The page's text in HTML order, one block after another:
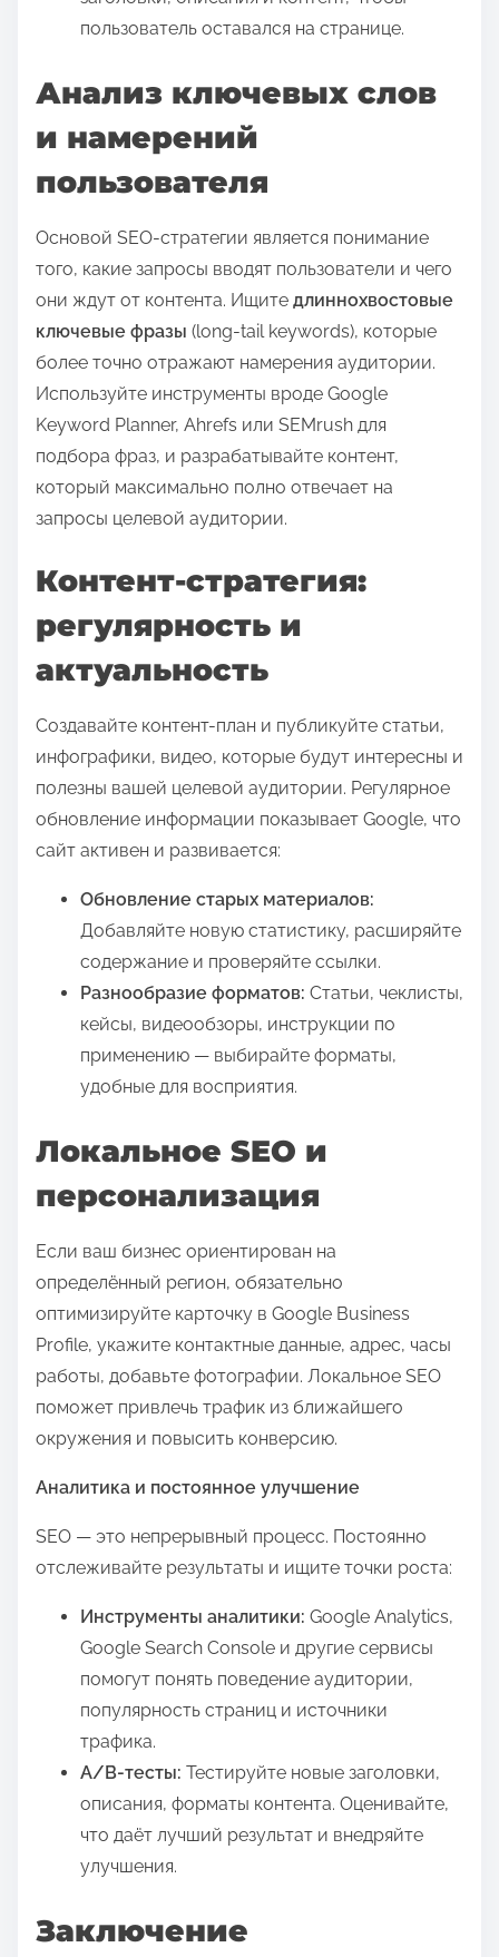
пользователь оставался на странице.
Анализ ключевых слов
и намерений
пользователя
Основой SEO-стратегии является понимание
того, какие запросы вводят пользователи и чего
они ждут от контента. Ищите длиннохвостовые
ключевые фразы (long-tail keywords), которые
более точно отражают намерения аудитории.
Используйте инструменты вроде Google
Keyword Planner, Ahrefs или SEMrush для
подбора фраз, и разрабатывайте контент,
который максимально полно отвечает на
запросы целевой аудитории.
Контент-стратегия:
регулярность и
актуальность
Создавайте контент-план и публикуйте статьи,
инфографики, видео, которые будут интересны и
полезны вашей целевой аудитории. Регулярное
обновление информации показывает Google, что
сайт активен и развивается:
Обновление старых материалов:
Добавляйте новую статистику, расширяйте
содержание и проверяйте ссылки.
Разнообразие форматов: Статьи, чеклисты,
кейсы, видеообзоры, инструкции по
применению — выбирайте форматы,
удобные для восприятия.
Локальное SEO и
персонализация
Если ваш бизнес ориентирован на
определённый регион, обязательно
оптимизируйте карточку в Google Business
Profile, укажите контактные данные, адрес, часы
работы, добавьте фотографии. Локальное SEO
поможет привлечь трафик из ближайшего
окружения и повысить конверсию.
Аналитика и постоянное улучшение
SEO — это непрерывный процесс. Постоянно
отслеживайте результаты и ищите точки роста:
Инструменты аналитики: Google Analytics,
Google Search Console и другие сервисы
помогут понять поведение аудитории,
популярность страниц и источники
трафика.
A/B-тесты: Тестируйте новые заголовки,
описания, форматы контента. Оценивайте,
что даёт лучший результат и внедряйте
улучшения.
Заключение